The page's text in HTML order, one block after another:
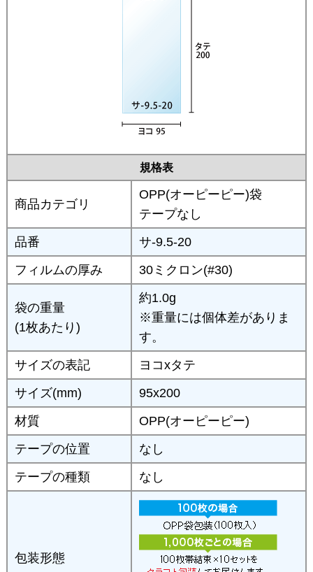
規格表
商品カテゴリ
OPP(オーピーピー)袋
テープなし
品番
サ-9.5-20
フィルムの厚み
30ミクロン(#30)
袋の重量
(1枚あたり)
約1.0g
※重量には個体差がありま
す。
サイズの表記
ヨコxタテ
サイズ(mm)
95x200
材質
OPP(オーピーピー)
テープの位置
なし
テープの種類
なし
包装形態